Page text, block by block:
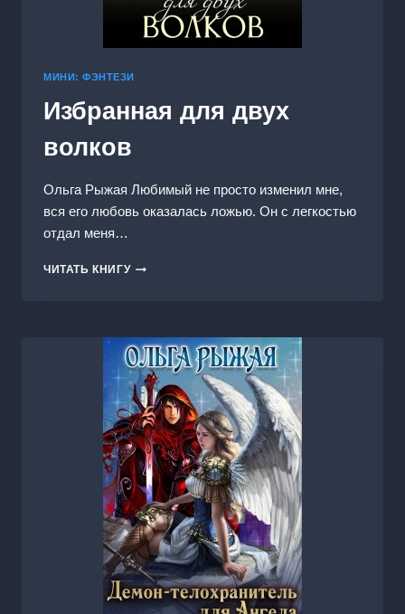
МИНИ: ФЭНТЕЗИ
Избранная для двух
волков
Ольга Рыжая Любимый не просто изменил мне,
вся его любовь оказалась ложью. Он с легкостью
отдал меня…
ЧИТАТЬ КНИГУИЗБРАННАЯ